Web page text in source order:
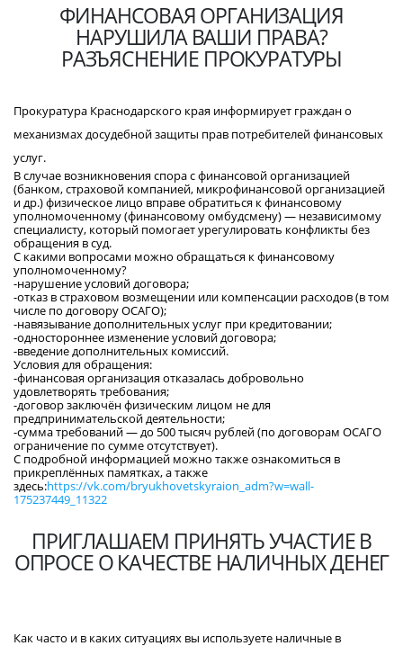
ФИНАНСОВАЯ ОРГАНИЗАЦИЯ
НАРУШИЛА ВАШИ ПРАВА?
РАЗЪЯСНЕНИЕ ПРОКУРАТУРЫ
Прокуратура Краснодарского края информирует граждан о
механизмах досудебной защиты прав потребителей финансовых
услуг.
В случае возникновения спора с финансовой организацией
(банком, страховой компанией, микрофинансовой организацией
и др.) физическое лицо вправе обратиться к финансовому
уполномоченному (финансовому омбудсмену) — независимому
специалисту, который помогает урегулировать конфликты без
обращения в суд.
С какими вопросами можно обращаться к финансовому
уполномоченному?
-нарушение условий договора;
-отказ в страховом возмещении или компенсации расходов (в том
числе по договору ОСАГО);
-навязывание дополнительных услуг при кредитовании;
-одностороннее изменение условий договора;
-введение дополнительных комиссий.
Условия для обращения:
-финансовая организация отказалась добровольно
удовлетворять требования;
-договор заключён физическим лицом не для
предпринимательской деятельности;
-сумма требований — до 500 тысяч рублей (по договорам ОСАГО
ограничение по сумме отсутствует).
С подробной информацией можно также ознакомиться в
прикреплённых памятках, а также
здесь:https://vk.com/bryukhovetskyraion_adm?w=wall-
175237449_11322
ПРИГЛАШАЕМ ПРИНЯТЬ УЧАСТИЕ В
ОПРОСЕ О КАЧЕСТВЕ НАЛИЧНЫХ ДЕНЕГ
Как часто и в каких ситуациях вы используете наличные в